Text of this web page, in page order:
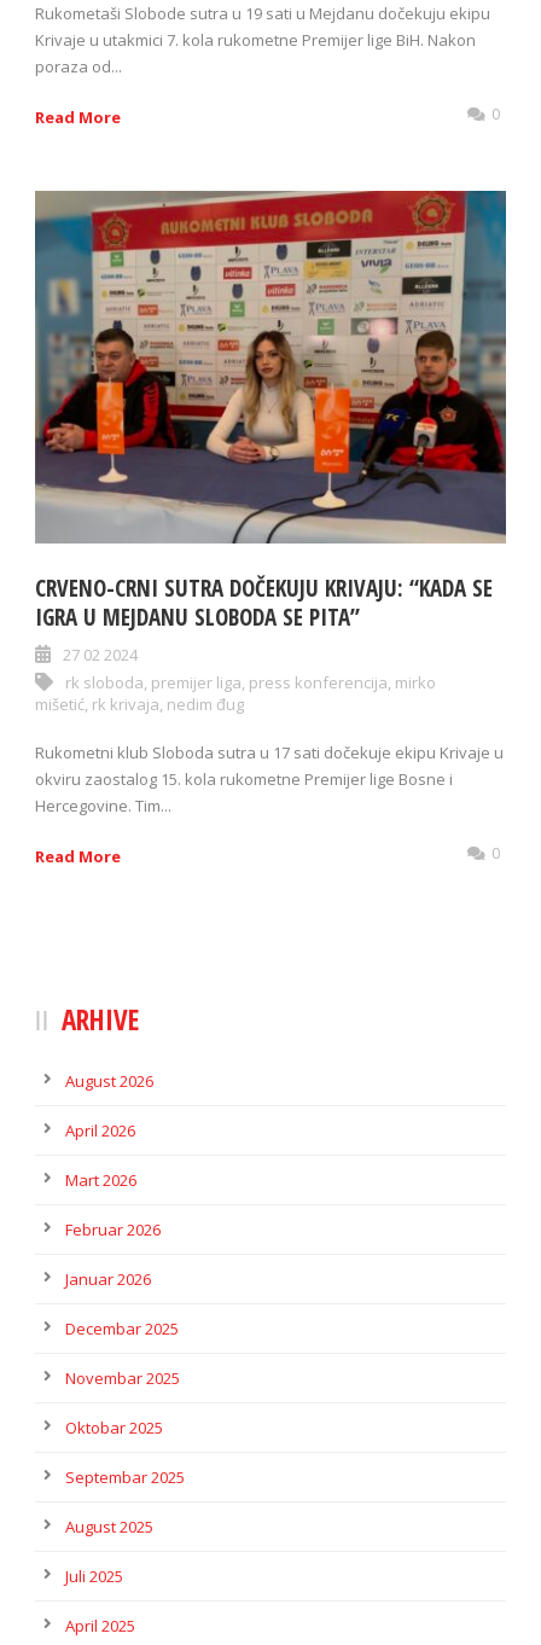
Rukometaši Slobode sutra u 19 sati u Mejdanu dočekuju ekipu
Krivaje u utakmici 7. kola rukometne Premijer lige BiH. Nakon
poraza od...
Read More 0
CRVENO-CRNI SUTRA DOČEKUJU KRIVAJU: “KADA SE
IGRA U MEJDANU SLOBODA SE PITA”
27 02 2024
rk sloboda, premijer liga, press konferencija, mirko
mišetić, rk krivaja, nedim đug
Rukometni klub Sloboda sutra u 17 sati dočekuje ekipu Krivaje u
okviru zaostalog 15. kola rukometne Premijer lige Bosne i
Hercegovine. Tim...
Read More 0
ARHIVE
August 2026
April 2026
Mart 2026
Februar 2026
Januar 2026
Decembar 2025
Novembar 2025
Oktobar 2025
Septembar 2025
August 2025
Juli 2025
April 2025